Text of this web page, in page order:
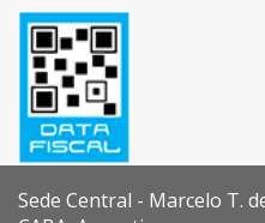
Sede Central - Marcelo T.